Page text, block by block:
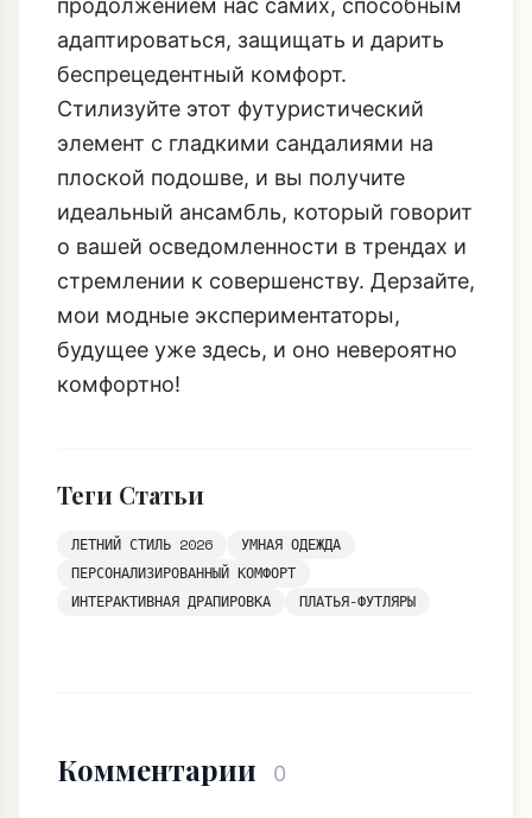
адаптироваться, защищать и дарить
беспрецедентный комфорт.
Стилизуйте этот футуристический
элемент с гладкими сандалиями на
плоской подошве, и вы получите
идеальный ансамбль, который говорит
о вашей осведомленности в трендах и
стремлении к совершенству. Дерзайте,
мои модные экспериментаторы,
будущее уже здесь, и оно невероятно
комфортно!
Теги Статьи
ЛЕТНИЙ СТИЛЬ 2026
УМНАЯ ОДЕЖДА
ПЕРСОНАЛИЗИРОВАННЫЙ КОМФОРТ
ИНТЕРАКТИВНАЯ ДРАПИРОВКА
ПЛАТЬЯ-ФУТЛЯРЫ
Комментарии 0